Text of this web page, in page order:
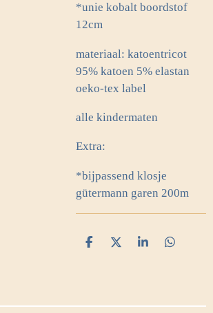
*unie kobalt boordstof
12cm
materiaal: katoentricot
95% katoen 5% elastan
oeko-tex label
alle kindermaten
Extra:
*bijpassend klosje
gütermann garen 200m
D
D
S
D